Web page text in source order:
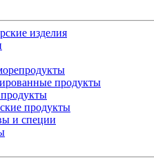
изделия
продукты
продукты
и специи